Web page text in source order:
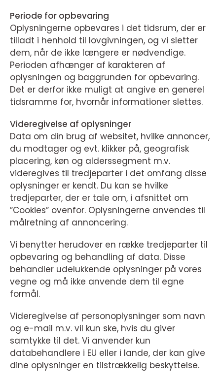
Periode for opbevaring
Oplysningerne opbevares i det tidsrum, der er
tilladt i henhold til lovgivningen, og vi sletter
dem, når de ikke længere er nødvendige.
Perioden afhænger af karakteren af
oplysningen og baggrunden for opbevaring.
Det er derfor ikke muligt at angive en generel
tidsramme for, hvornår informationer slettes.
Videregivelse af oplysninger
Data om din brug af websitet, hvilke annoncer,
du modtager og evt. klikker på, geografisk
placering, køn og alderssegment m.v.
videregives til tredjeparter i det omfang disse
oplysninger er kendt. Du kan se hvilke
tredjeparter, der er tale om, i afsnittet om
”Cookies” ovenfor. Oplysningerne anvendes til
målretning af annoncering.
Vi benytter herudover en række tredjeparter til
opbevaring og behandling af data. Disse
behandler udelukkende oplysninger på vores
vegne og må ikke anvende dem til egne
formål.
Videregivelse af personoplysninger som navn
og e-mail m.v. vil kun ske, hvis du giver
samtykke til det. Vi anvender kun
databehandlere i EU eller i lande, der kan give
dine oplysninger en tilstrækkelig beskyttelse.